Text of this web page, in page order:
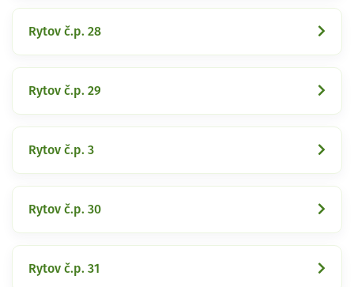
Rytov č.p. 28
Rytov č.p. 29
Rytov č.p. 3
Rytov č.p. 30
Rytov č.p. 31